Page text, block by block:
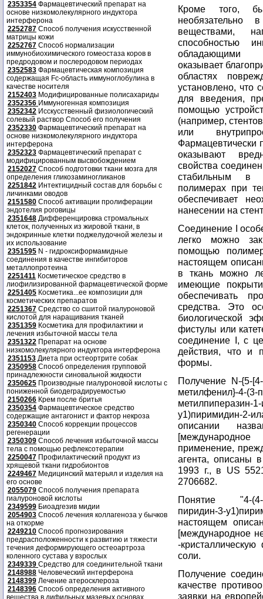
2353354 Фармацевтический препарат на
основе низкомолекулярного индуктора
интерферона
2252787 Способ получения искусственной
матрицы кожи
2252767 Способ нормализации
иммунобиохимического гомеостаза коров в
предродовом и послеродовом периодах
2352583 Фармацевтическая композиция
содержащая Fc-область иммуноглобулина в
качестве носителя
2152403 Модифицированные полисахариды
2352356 Иммуногенная композиция
2352342 Исскусственный физиологический
солевый раствор Способ его получения
2352330 Фармацевтический препарат на
основе низкомолекулярного индуктора
интерферона
2352323 Фармацевтический препарат с
модифицированным высвобождением
2152027 Способ подготовки ткани мозга для
определения гликозаминогликанов
2251842 Интектицидный состав для борьбы с
личинками оводов
2151580 Способ активации пролиферации
эндотелия роговицы
2351648 Дифференцировка стромальных
клеток, полученных из жировой ткани, в
эндокринные клетки поджелудочной железы и
их использование
2351595 N - гидроксиформамидные
соединения в качестве ингибиторов
металлопротеина
2251411 Косметическое средство в
лиофилизированной фармацевтической форме
2251405 Косметика...ее композиции для
косметических препаратов
2251367 Средство со сшитой гиалуроновой
кислотой для наращивания тканей
2351359 Косметика для профилактики и
лечения избыточной массы тела
2351322 Препарат на основе
низкомолекулярного индуктора интерферона
2351153 Диета при остеортрите собак
2350958 Способ определения групповой
принадлежности синовальной жидкости
2350625 Производные гиалуроновой кислоты с
пониженной биодеградируемостью
2150266 Крем после бритья
2350354 Фармацевтическое средство
содержащие антагонист и фактор некроза
2350340 Способ коррекции процессов
регенерации
2350309 Способ лечения избыточной массы
тела с помощью рефлексотерапии
2250047 Профилактический продукт из
хрящевой ткани гидробионтов
2249467 Медицинский матерьял и изделия на
его основе
2055079 Способ получения препарата
гиалуроновой кислоты
2349599 Биоадгезив мидии
2054903 Способ лечения коллагеноза у бычков
на откорме
2249210 Способ прогнозирования
предрасположенности к развитию и тяжести
течения деформирующего остеоартроза
коленного сустава у взрослых
2349339 Средство для соединительной ткани
2148988 Человеческий интерферона
2148399 Лечение атеросклероза
2148396 Способ определения активного
вещества в дифильных мазевых основах
Кроме того,
необязательно
веществами,
способностью
обладающими
оказывает
областях
установлено, что
для введения,
помощью
(например,
или
оказывают
свойства
стабильным в
полимерах при
обеспечивает
нанесении на
Соединение I
легко можно
помощью
настоящем
в ткань можно
имеющие
обеспечивать
средства. Это
биологической
фистулы или
соединение I, с
действия, что и
формы.
Получение N-{5-
метилфенил}-4-
метилпиперазин-
у1)пиримидин-2-
описании
применение,
агента, описаны
1993 г., в US
2706682.
Понятие "4-(4-
пиридин-3-
настоящем
[международное
-
соли.
Получение
качестве
заявки на